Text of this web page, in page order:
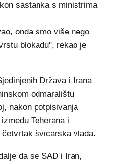
sastanka s ministrima
onda smo više nego
blokadu", rekao je
Država i Irana
odmaralištu
nakon potpisivanja
Teherana i
četvrtak švicarska vlada.
da se SAD i Iran,